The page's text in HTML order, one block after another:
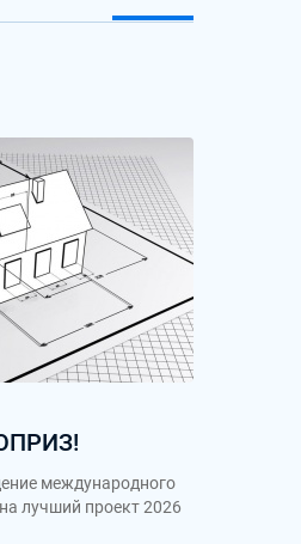
международного
лучший проект 2026